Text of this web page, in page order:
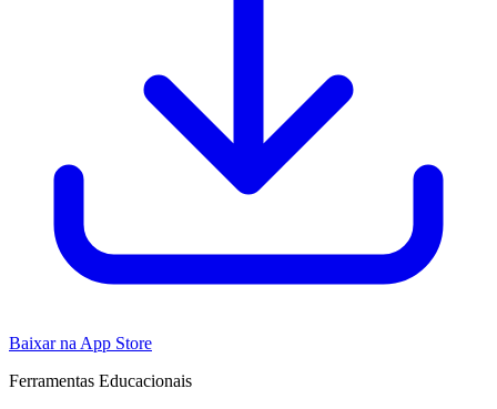
Baixar na App Store
Ferramentas Educacionais